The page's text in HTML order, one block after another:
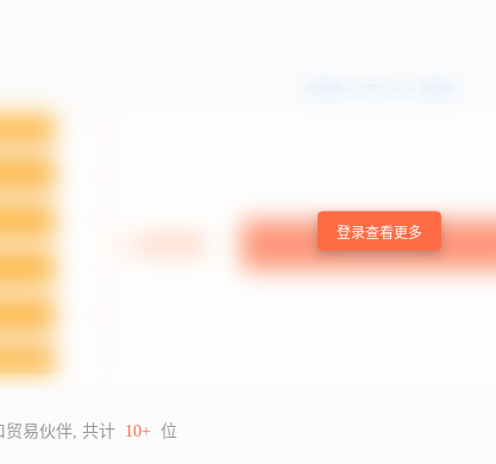
登录查看更多
贸易伙伴, 共计 10+ 位